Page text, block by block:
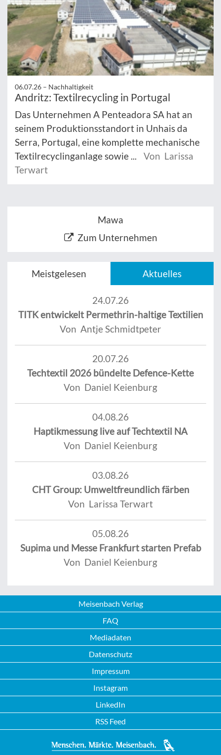
06.07.26 – Nachhaltigkeit
Andritz: Textilrecycling in Portugal
Das Unternehmen A Penteadora SA hat an
seinem Produktionsstandort in Unhais da
Serra, Portugal, eine komplette mechanische
Textilrecyclinganlage sowie ...
Von Larissa
Terwart
Mawa
Zum Unternehmen
Meistgelesen Aktuelles
24.07.26
TITK entwickelt Permethrin-haltige Textilien
Von Antje Schmidtpeter
20.07.26
Techtextil 2026 bündelte Defence-Kette
Von Daniel Keienburg
04.08.26
Haptikmessung live auf Techtextil NA
Von Daniel Keienburg
03.08.26
CHT Group: Umweltfreundlich färben
Von Larissa Terwart
05.08.26
Supima und Messe Frankfurt starten Prefab
Von Daniel Keienburg
Meisenbach Verlag
FAQ
Mediadaten
Datenschutz
Impressum
Instagram
LinkedIn
RSS Feed